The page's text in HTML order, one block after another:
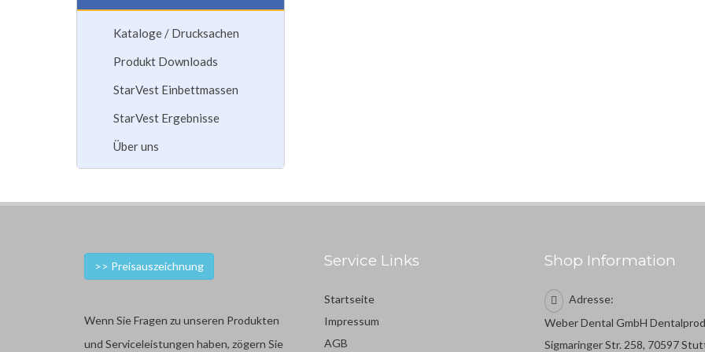
Kataloge / Drucksachen
Produkt Downloads
StarVest Einbettmassen
StarVest Ergebnisse
Über uns
>> Preisauszeichnung
Wenn Sie Fragen zu unseren Produkten
und Serviceleistungen haben, zögern Sie
Service Links
Startseite
Impressum
AGB
Shop Information
Adresse:
Weber Dental GmbH
Sigmaringer Str. 258, 70597